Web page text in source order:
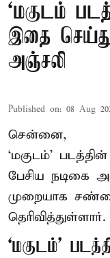
‘மகுடம்
இதை
அஞ்சலி
Published on: 08 Aug
சென்னை,
‘மகுடம்’
பேசிய நடிகை
முறையாக
தெரிவித்துள்ளார்.
‘மகுடம்’